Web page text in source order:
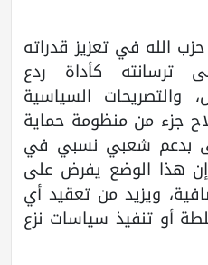
الله في تعزيز قدراته
ترسانته كأداة ردع
والتصريحات السياسية
جزء من منظومة حماية
بدعم شعبي نسبي في
إن هذا الوضع يفرض على
ويزيد من تعقيد أي
أو تنفيذ سياسات نزع